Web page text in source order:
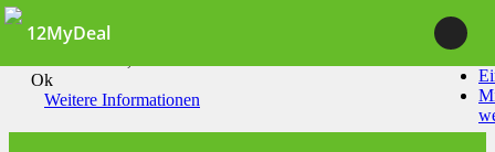
Durch die Nutzung unserer Dienste erklärst du dich damit
Ok
Weitere Informationen
12MyDeal